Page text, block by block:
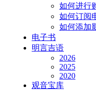
如何进行
如何订阅
如何添加
电子书
明言吉语
2026
2025
2020
观音宝库